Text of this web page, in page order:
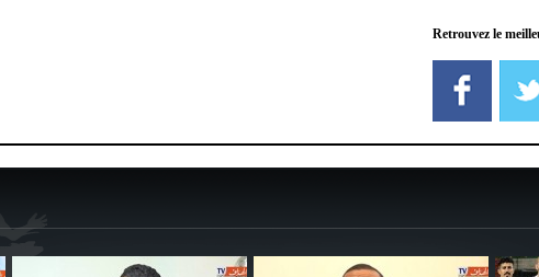
Retrouvez le